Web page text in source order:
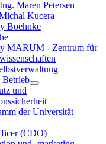
Maren Petersen
Kucera
Boehnke
MARUM - Zentrum für
Betrieb
und
der Universität
(CDO)